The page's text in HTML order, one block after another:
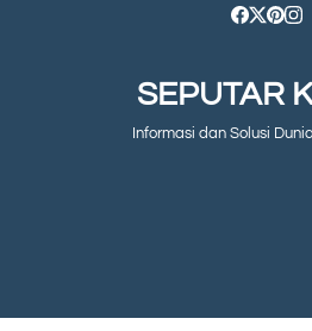
SEPUTAR
Informasi dan Solusi